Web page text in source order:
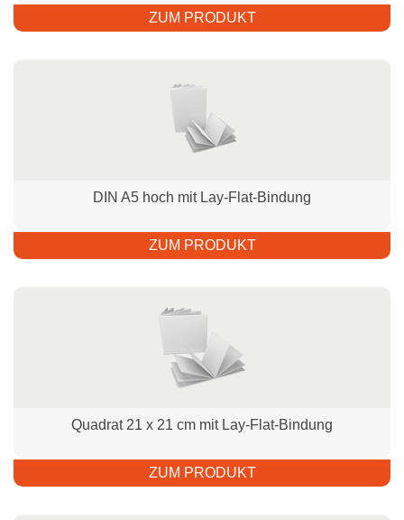
ZUM PRODUKT
DIN A5 hoch mit Lay-Flat-Bindung
ZUM PRODUKT
Quadrat 21 x 21 cm mit Lay-Flat-Bindung
ZUM PRODUKT